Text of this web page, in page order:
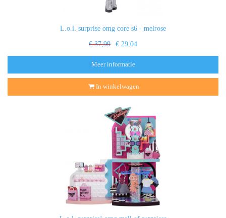
L.o.l. surprise omg core s6 - melrose
€ 37,99 € 29,04
Meer informatie
In winkelwagen